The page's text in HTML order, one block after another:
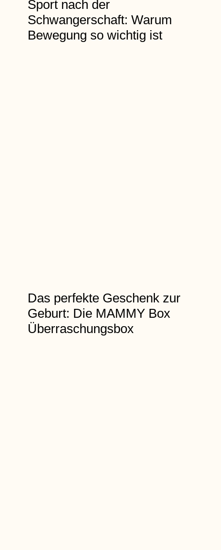
Sport nach der
Schwangerschaft: Warum
Bewegung so wichtig ist
Das perfekte Geschenk zur
Geburt: Die MAMMY Box
Überraschungsbox